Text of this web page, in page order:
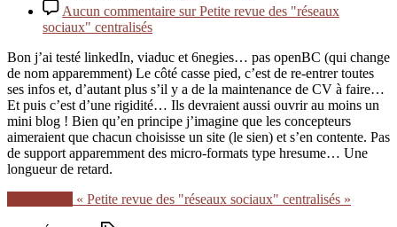
Aucun commentaire sur Petite revue des "réseaux
sociaux" centralisés
Bon j’ai testé linkedIn, viaduc et 6negies… pas openBC (qui change
de nom apparemment) Le côté casse pied, c’est de re-entrer toutes
ses infos et, d’autant plus s’il y a de la maintenance de CV à faire…
Et puis c’est d’une rigidité… Ils devraient aussi ouvrir au moins un
mini blog ! Bien qu’en principe j’imagine que les concepteurs
aimeraient que chacun choisisse un site (le sien) et s’en contente. Pas
de support apparemment des micro-formats type hresume… Une
longueur de retard.
« Petite revue des "réseaux sociaux" centralisés »